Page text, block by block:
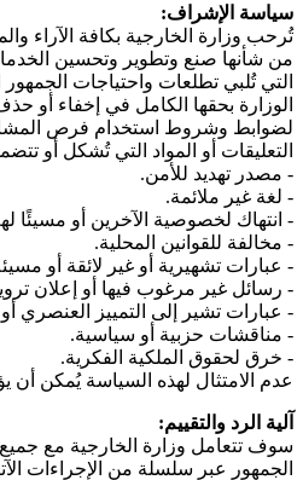
سياسة الإشراف:
تُرحب وزارة الخارجية بكافة الآراء
من شأنها صنع وتطوير وتحسين
التي تُلبي تطلعات واحتياجات
الوزارة بحقها الكامل في إخفاء أو
لضوابط وشروط استخدام فرص
التعليقات أو المواد التي تُشكل أو
- مصدر تهديد للأمن.
- لغة غير ملائمة.
- انتهاك لخصوصية الآخرين أو مسيئًا
- مخالفة للقوانين المحلية.
- عبارات تشهيرية أو غير لائقة أو
- رسائل غير مرغوب فيها أو إعلان
- عبارات تشير إلى التمييز العنصري
- مناقشات حزبية أو سياسية.
- خرق لحقوق الملكية الفكرية.
عدم الامتثال لهذه السياسة يُمكن
آلية الرد والتقييم:
سوف تتعامل وزارة الخارجية مع
الجمهور عبر سلسلة من الإجراءات